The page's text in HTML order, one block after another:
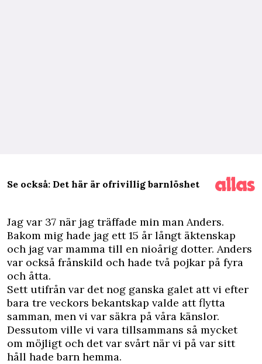
Se också: Det här är ofrivillig barnlöshet
Jag var 37 när jag träffade min man Anders.
Bakom mig hade jag ett 15 år långt äktenskap
och jag var mamma till en nioårig dotter. Anders
var också frånskild och hade två pojkar på fyra
och åtta.
Sett utifrån var det nog ganska galet att vi efter
bara tre veckors bekantskap valde att flytta
samman, men vi var säkra på våra känslor.
Dessutom ville vi vara tillsammans så mycket
om möjligt och det var svårt när vi på var sitt
håll hade barn hemma.